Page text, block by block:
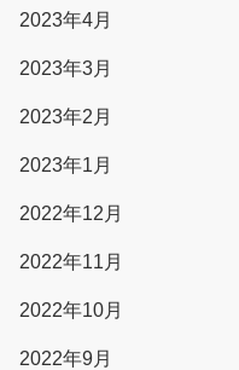
2023年4月
2023年3月
2023年2月
2023年1月
2022年12月
2022年11月
2022年10月
2022年9月